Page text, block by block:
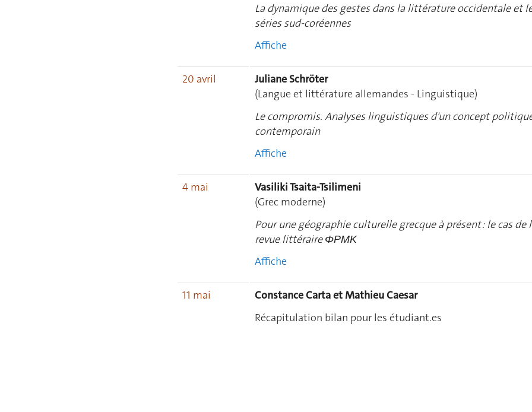
La dynamique des gestes dans la littérature occidentale et
séries sud-coréennes
Affiche
20 avril
Juliane Schröter
(Langue et littérature allemandes - Linguistique)
Le compromis. Analyses linguistiques d'un concept
contemporain
Affiche
4 mai
Vasiliki Tsaita-Tsilimeni
(Grec moderne)
Pour une géographie culturelle grecque à présent : le cas de
revue littéraire ΦΡΜΚ
Affiche
11 mai
Constance Carta et Mathieu Caesar
Récapitulation bilan pour les étudiant.es